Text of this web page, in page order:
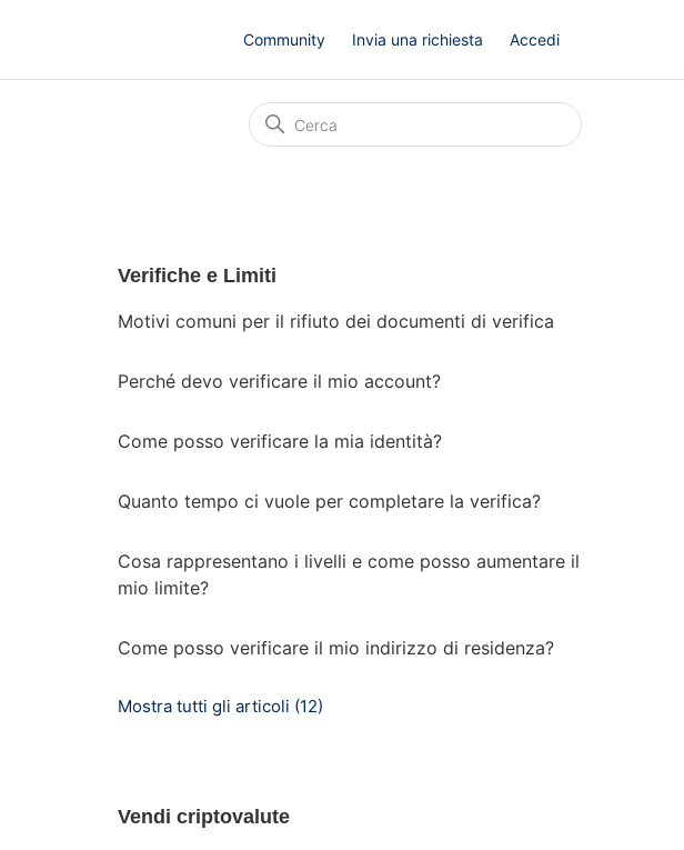
Community Invia una richiesta Accedi
Verifiche e Limiti
Motivi comuni per il rifiuto dei documenti di verifica
Perché devo verificare il mio account?
Come posso verificare la mia identità?
Quanto tempo ci vuole per completare la verifica?
Cosa rappresentano i livelli e come posso aumentare il
mio limite?
Come posso verificare il mio indirizzo di residenza?
Mostra tutti gli articoli (12)
Vendi criptovalute